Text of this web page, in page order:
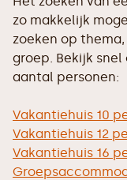
zo makkelijk
zoeken op
groep. Bekijk
aantal personen:
Vakantiehuis 10
Vakantiehuis 12
Vakantiehuis 16